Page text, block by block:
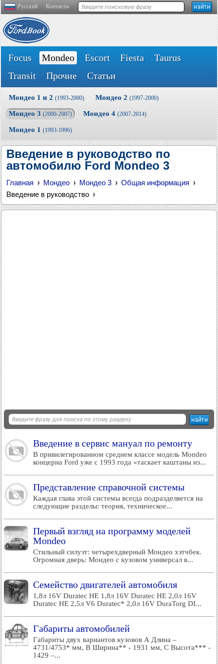
Русский Контакты
Focus Mondeo Escort Fiesta
Taurus
Transit
Прочие Статьи
Мондео 1 и 2 (1993-2000) Мондео 2 (1997-2000)
Мондео 3 (2000-2007) Мондео 4 (2007-2014)
Мондео 1 (1993-1996)
Введение в руководство по
автомобилю Ford Mondeo 3
Главная Мондео Мондео 3
Общая информация
Введение в руководство
Введение в сервис мануал по ремонту
В привилегированном среднем классе модель Mondeo
концерна Ford уже с 1993 года «таскает каштаны из...
Представление справочной системы
Каждая глава этой системы всегда подразделяется на
следующие разделы: теория, техническое...
Первый взгляд на программу моделей
Mondeo
Стильный силуэт: четырехдверный Мондео хэтчбек.
Огромная дверь: Мондео с кузовом универсал в...
Семейство двигателей автомобиля
1,8л 16V Duratec HE 1,8л 16V Duratec HE 2,0л 16V
Duratec HE 2,5л V6 Duratec* 2,0л 16V DuraTorg DI...
Габариты автомобилей
Габариты двух вариантов кузовов А Длина –
4731/4753* мм, В Ширина** - 1931 мм, С Высота*** -
1429 –...